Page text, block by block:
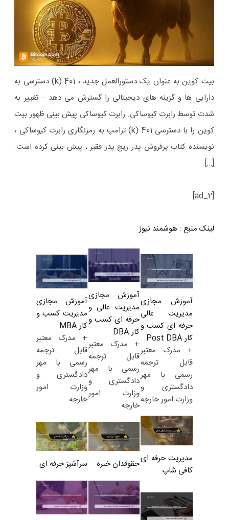
بیت کوین به عنوان یک دستورالعمل جدید ، 401 (k) دسترسی به
دارایی ها و گزینه های دیجیتالی را گسترش می دهد – تغییر به
شدت توسط رابرت کیوساکی. رابرت کیوساکی پیش بینی ظهور بیت
کوین را با دسترسی 401 (k) ترامپ به رمزنگاری رابرت کیوساکی ،
نویسنده کتاب پرفروش پدر ریچ پدر فقیر ، پیش بینی کرده است.
[…]
[ad_2]
لینک منبع : هوشمند نیوز
آموزش مجازی
مدیریت عالی
حرفه ای کسب و
کار Post DBA
+ مدرک معتبر
قابل ترجمه
رسمی با مهر
دادگستری و
وزارت امور خارجه
آموزش مجازی
مدیریت عالی و
حرفه ای کسب و
کار DBA
+ مدرک معتبر
قابل ترجمه
رسمی با مهر
دادگستری و
وزارت امور
خارجه
آموزش مجازی
مدیریت کسب و
کار MBA
+ مدرک معتبر
قابل ترجمه
رسمی با مهر
دادگستری و
وزارت امور
خارجه
مدیریت حرفه ای
کافی شاپ
حقوقدان خبره سرآشپز حرفه ای